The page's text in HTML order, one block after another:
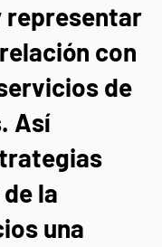
representar
con
de
Así
la
una